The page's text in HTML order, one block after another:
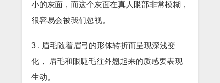
小的灰面，而这个灰面在真人眼部非常模糊，
很容易会被我们忽视。
3 . 眉毛随着眉弓的形体转折而呈现深浅变
化， 眉毛和眼睫毛往外翘起来的质感要表现
生动。